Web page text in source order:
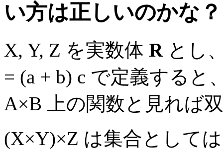
い方は正しいのかな？
X, Y, Z を実数体 Rとし
= (a + b) c で定義すると
A×B 上の関数と見れば
(X×Y)×Z は集合として